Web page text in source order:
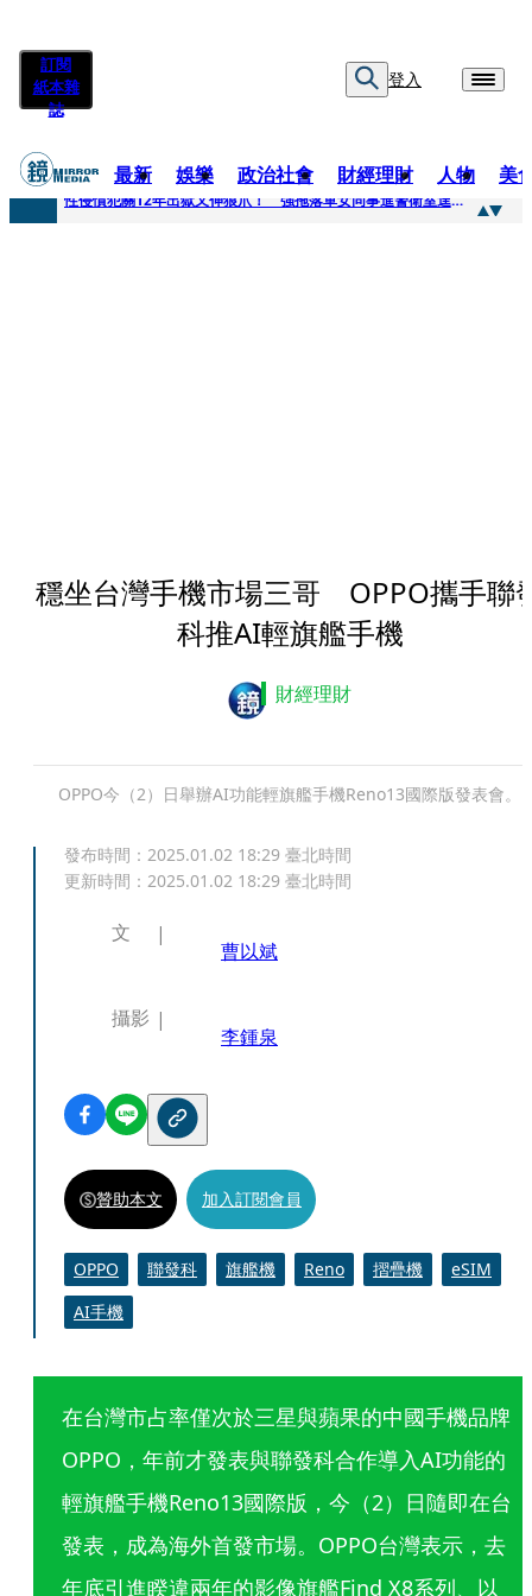
訂閱
紙本雜
誌
登入
最新 娛樂 政治社會 財經理財 人物 美
快訊
性侵慣犯關12年出獄又伸狼爪！ 強拖落單女同事進警衛室逞獸欲
穩坐台灣手機市場三哥 OPPO攜手聯
科推AI輕旗艦手機
財經理財
OPPO今（2）日舉辦AI功能輕旗艦手機Reno13國際版發表會。
發布時間： 2025.01.02 18:29 臺北時間
更新時間： 2025.01.02 18:29 臺北時間
文
曹以斌
攝影
李鍾泉
贊助本文 加入訂閱會員
OPPO 聯發科 旗艦機 Reno 摺疊機
eSIM
AI手機
在台灣市占率僅次於三星與蘋果的中國手機品牌
OPPO，年前才發表與聯發科合作導入AI功能的
輕旗艦手機Reno13國際版，今（2）日隨即在台
發表，成為海外首發市場。OPPO台灣表示，去
年底引進睽違兩年的影像旗艦Find X8系列、以